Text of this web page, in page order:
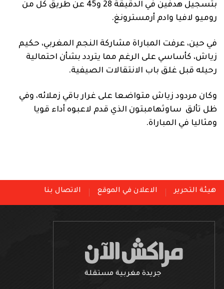
بتسجيل هدفين في الدقيقة 28 و45 عن طريق كل من
روميو لافيا وادم أرمسترونغ.
في حين، عرفت المباراة مشاركة النجم المغربي، حكيم
زياش، كأساسي على الرغم مما يتردد بشأن احتمالية
رحيله قبل غلق باب الانتقالات الصيفية.
وكان مردود زياش متواضعا على غرار باقي زملائه، وفي
ظل تألق ساوثهامبتون الذي قدم لاعبوه أداء قويا
ومثاليا في المباراة.
هيئة التحرير الاعلان في الموقع الاتصال بنا
جريدة مغربية مستقلة